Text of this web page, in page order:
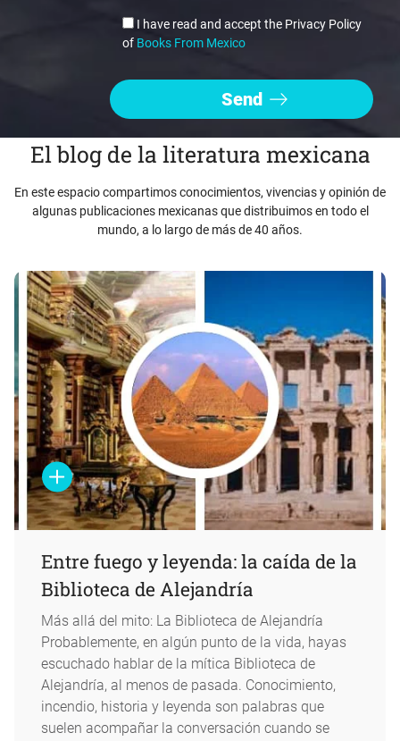
I have read and accept the Privacy Policy
of Books From Mexico
El blog de la literatura mexicana
En este espacio compartimos conocimientos, vivencias y opinión de
algunas publicaciones mexicanas que distribuimos en todo el
mundo, a lo largo de más de 40 años.
Entre fuego y leyenda: la caída de la
Biblioteca de Alejandría
Más allá del mito: La Biblioteca de Alejandría
Probablemente, en algún punto de la vida, hayas
escuchado hablar de la mítica Biblioteca de
Alejandría, al menos de pasada. Conocimiento,
incendio, historia y leyenda son palabras que
suelen acompañar la conversación cuando se